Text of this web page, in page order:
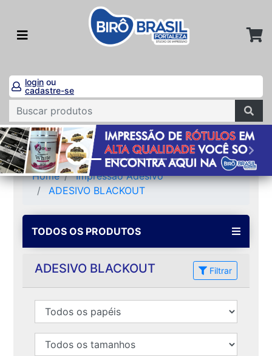
login ou
cadastre-se
Home
Impressão Adesivo
ADESIVO BLACKOUT
TODOS OS PRODUTOS
ADESIVO BLACKOUT Filtrar